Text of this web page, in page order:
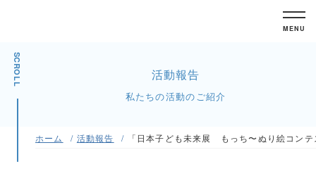
MENU
SCROLL 活動報告
私たちの活動のご紹介
ホーム 活動報告 「日本子ども未来展 もっち〜ぬり絵コン